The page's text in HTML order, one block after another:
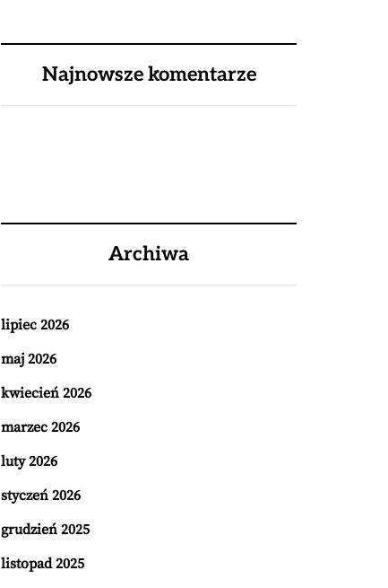
Najnowsze komentarze
Archiwa
lipiec 2026
maj 2026
kwiecień 2026
marzec 2026
luty 2026
styczeń 2026
grudzień 2025
listopad 2025